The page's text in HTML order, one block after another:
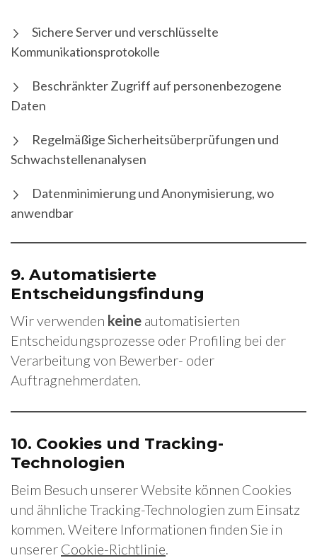
Sichere Server und verschlüsselte
Kommunikationsprotokolle
Beschränkter Zugriff auf personenbezogene
Daten
Regelmäßige Sicherheitsüberprüfungen und
Schwachstellenanalysen
Datenminimierung und Anonymisierung, wo
anwendbar
9. Automatisierte
Entscheidungsfindung
Wir verwenden keine automatisierten
Entscheidungsprozesse oder Profiling bei der
Verarbeitung von Bewerber- oder
Auftragnehmerdaten.
10. Cookies und Tracking-
Technologien
Beim Besuch unserer Website können Cookies
und ähnliche Tracking-Technologien zum Einsatz
kommen. Weitere Informationen finden Sie in
unserer Cookie-Richtlinie.